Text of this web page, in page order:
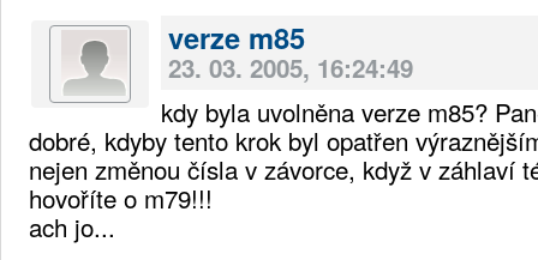
verze m85
23. 03. 2005, 16:24:49
kdy byla uvolněna verze m85?
dobré, kdyby tento krok byl opatřen
nejen změnou čísla v závorce, když v záhlaví
hovoříte o m79!!!
ach jo...